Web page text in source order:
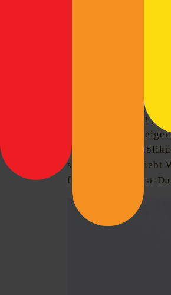
Eine Liaison aus
aber eines, das es
wird feststellen,
gibt. Und das sie
Winzer- trifft
Podcast einen
Raffelt podcastet
Hamburger sein
für Fach- und
spricht. Und er liebt
für dieses Podcast-